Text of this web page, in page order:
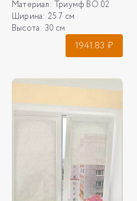
Материал: Триумф ВО 02
Ширина: 25.7 см
Высота: 30 см
1941.83 ₽